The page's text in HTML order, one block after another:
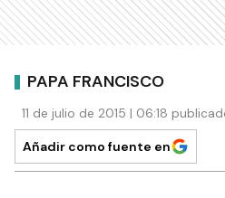
PAPA FRANCISCO
11 de julio de 2015 | 06:18
Añadir como fuente en